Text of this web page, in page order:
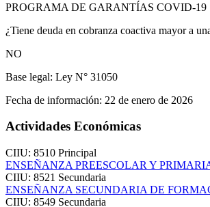
PROGRAMA DE GARANTÍAS COVID-19
¿Tiene deuda en cobranza coactiva mayor a
NO
Base legal: Ley N° 31050
Fecha de información: 22 de enero de 2026
Actividades Económicas
CIIU: 8510 Principal
ENSEÑANZA PREESCOLAR Y
CIIU: 8521 Secundaria
ENSEÑANZA SECUNDARIA DE
CIIU: 8549 Secundaria